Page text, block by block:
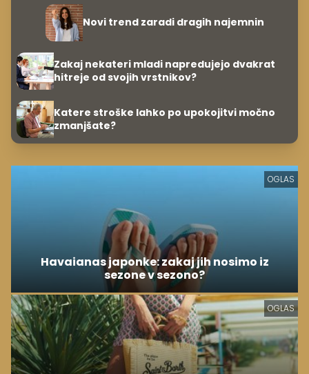
Novi trend zaradi dragih najemnin
Zakaj nekateri mladi napredujejo dvakrat
hitreje od svojih vrstnikov?
Katere stroške lahko po upokojitvi močno
zmanjšate?
OGLAS
Havaianas japonke: zakaj jih nosimo iz
sezone v sezono?
OGLAS